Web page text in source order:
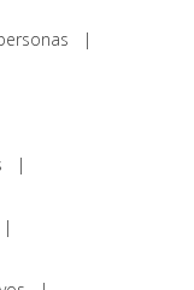
personas |
|
|